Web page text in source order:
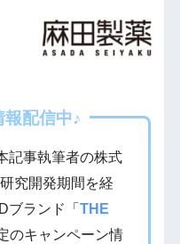
配信中♪
記事執筆者の株式
究開発期間を経
ブランド「 THE
のキャンペーン情